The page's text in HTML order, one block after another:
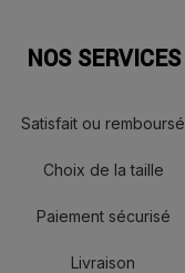
NOS SERVICES
Satisfait ou remboursé
Choix de la taille
Paiement sécurisé
Livraison